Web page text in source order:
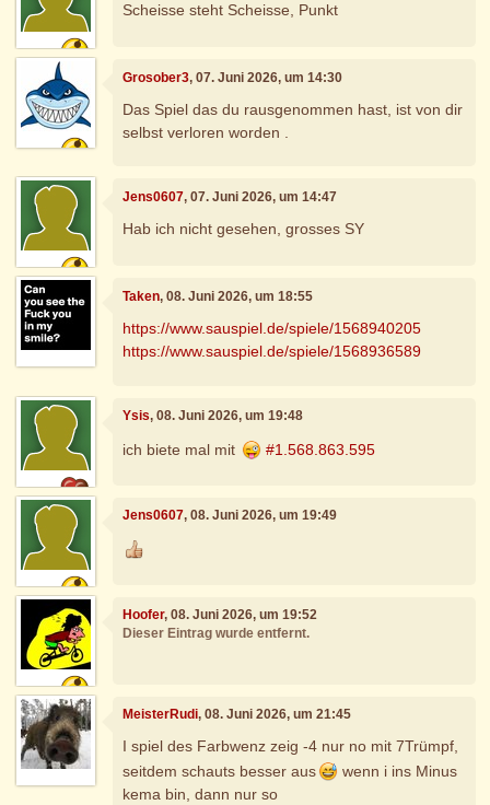
Scheisse steht Scheisse, Punkt
Grosober3, 07. Juni 2026, um 14:30
Das Spiel das du rausgenommen hast, ist von dir
selbst verloren worden .
Jens0607, 07. Juni 2026, um 14:47
Hab ich nicht gesehen, grosses SY
Taken, 08. Juni 2026, um 18:55
https://www.sauspiel.de/spiele/1568940205
https://www.sauspiel.de/spiele/1568936589
Ysis, 08. Juni 2026, um 19:48
ich biete mal mit #1.568.863.595
Jens0607, 08. Juni 2026, um 19:49
Hoofer, 08. Juni 2026, um 19:52
Dieser Eintrag wurde entfernt.
MeisterRudi, 08. Juni 2026, um 21:45
I spiel des Farbwenz zeig -4 nur no mit 7Trümpf,
seitdem schauts besser aus
wenn i ins Minus
kema bin, dann nur so